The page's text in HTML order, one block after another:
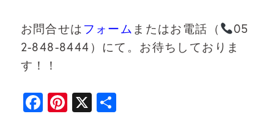
お問合せは フォーム またはお電話（
05
2-848-8444）にて。お待ちしておりま
す！！
F Pi X 共